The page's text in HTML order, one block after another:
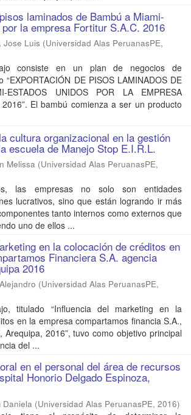
laminados de Bambú a Miami-
la empresa Fortitur S.A.C. 2016
Jose Luis (Universidad Alas PeruanasPE,
consiste en un plan de negocios de
“EXPORTACIÓN DE PISOS LAMINADOS DE
ESTADOS UNIDOS POR LA EMPRESA
El bambú comienza a ser un producto
cultura organizacional en la gestión
escuela de Manejo Stop E.I.R.L.
Melissa (Universidad Alas PeruanasPE,
las empresas no solo son entidades
lucrativos, sino que están logrando ir más
tanto internos como externos que
uno de ellos ...
en la colocación de créditos en
Financiera S.A. agencia
2016
(Universidad Alas PeruanasPE,
titulado “Influencia del marketing en la
en la empresa compartamos financia S.A.,
Arequipa, 2016”, tuvo como objetivo principal
del ...
en el personal del área de recursos
Honorio Delgado Espinoza,
Daniela (Universidad Alas PeruanasPE, 2016)